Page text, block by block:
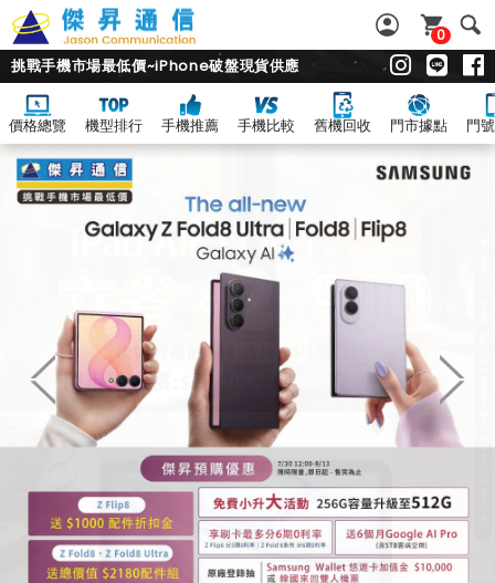
0
挑戰手機市場最低價~iPhone破盤現貨供應
價格總覽 機型排行 手機推薦 手機比較 舊機回收 門市據點 門